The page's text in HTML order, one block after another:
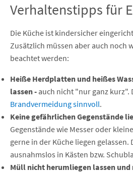
Verhaltenstipps für
Die Küche ist kindersicher
Zusätzlich müssen aber auch noch
beachtet werden:
Heiße Herdplatten und heißes
lassen - auch nicht "nur ganz kurz".
Brandvermeidung sinnvoll.
Keine gefährlichen Gegenstände
Gegenstände wie Messer oder
gerne in der Küche liegen gelassen.
ausnahmslos in Kästen bzw.
Müll nicht herumliegen lassen